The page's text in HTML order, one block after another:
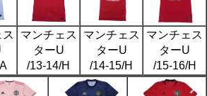
マンチェス
ターU
/13-14/H
マンチェス
ターU
/14-15/H
マンチェス
ターU
/15-16/H